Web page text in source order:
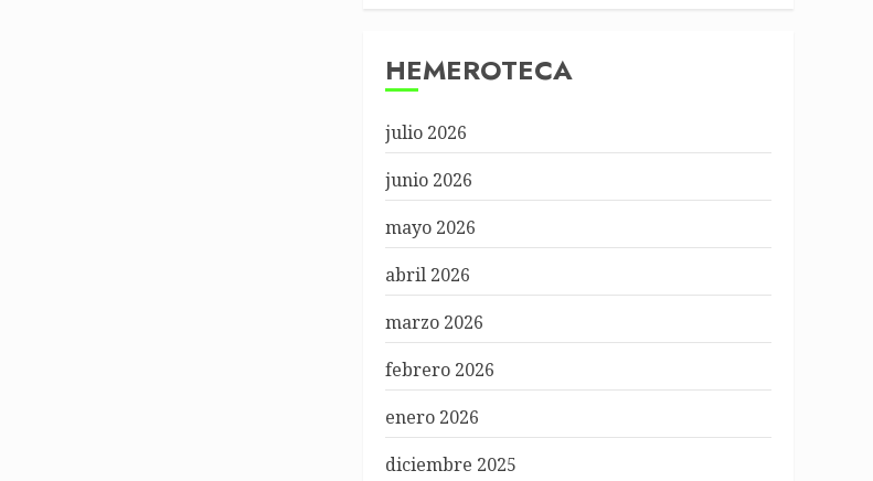
HEMEROTECA
julio 2026
junio 2026
mayo 2026
abril 2026
marzo 2026
febrero 2026
enero 2026
diciembre 2025